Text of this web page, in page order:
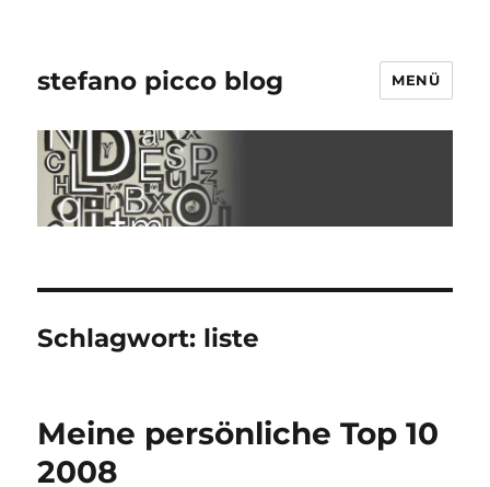
stefano picco blog MENÜ
Schlagwort: liste
Meine persönliche Top 10
2008